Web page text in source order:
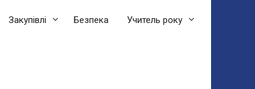
Закупівлі Безпека Учитель року